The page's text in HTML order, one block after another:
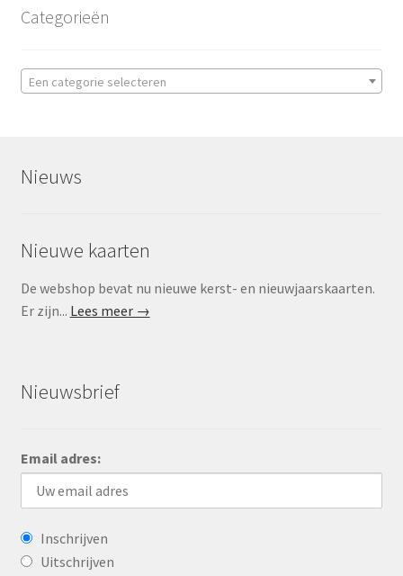
Categorieën
Een categorie selecteren
Nieuws
Nieuwe kaarten
De webshop bevat nu nieuwe kerst- en nieuwjaarskaarten.
Er zijn... Lees meer →
Nieuwsbrief
Email adres:
Inschrijven
Uitschrijven